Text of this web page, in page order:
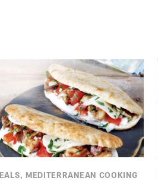
MEDITERRANEAN COOKING